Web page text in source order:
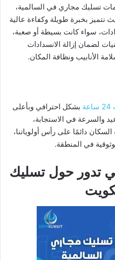
تسليك مجاري في السالمية،
نتميز بخبرة طويلة وكفاءة عالية
سواء كانت بسيطة أو صعبة،
لضمان إزالة الانسدادات
الأنابيب ونظافة المكان.
بشكل احترافي وبأعلى
والسرعة في الاستجابة،
دائمًا على رأس أولوياتنا،
في المنطقة.
تدور حول تسليك